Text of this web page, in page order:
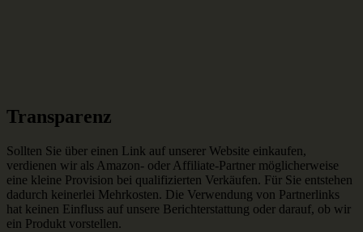
Transparenz
Sollten Sie über einen Link auf unserer Website einkaufen,
verdienen wir als Amazon- oder Affiliate-Partner möglicherweise
eine kleine Provision bei qualifizierten Verkäufen. Für Sie entstehen
dadurch keinerlei Mehrkosten. Die Verwendung von Partnerlinks
hat keinen Einfluss auf unsere Berichterstattung oder darauf, ob wir
ein Produkt vorstellen.